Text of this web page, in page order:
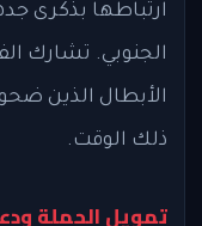
ارتباطها بذكرى
الجنوبي. تشارك
الأبطال الذين
ذلك الوقت.
تمويل الحملة